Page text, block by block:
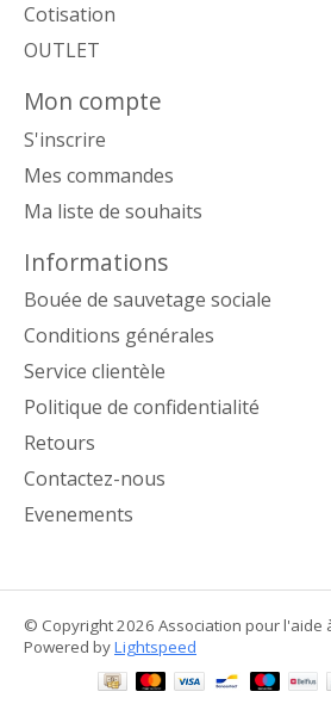
Cotisation
OUTLET
Mon compte
S'inscrire
Mes commandes
Ma liste de souhaits
Informations
Bouée de sauvetage sociale
Conditions générales
Service clientèle
Politique de confidentialité
Retours
Contactez-nous
Evenements
© Copyright 2026 Association pour l'aide
Powered byLightspeed